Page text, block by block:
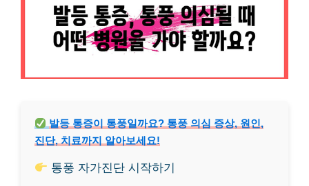
발등 통증이 통풍일까요? 통풍 의심 증상, 원인,
진단, 치료까지 알아보세요!
통풍 자가진단 시작하기